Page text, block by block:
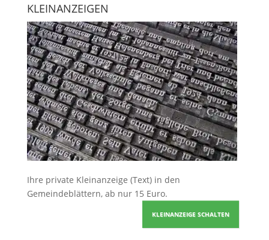
KLEINANZEIGEN
Ihre private Kleinanzeige (Text) in den
Gemeindeblättern, ab nur 15 Euro.
KLEINANZEIGE SCHALTEN